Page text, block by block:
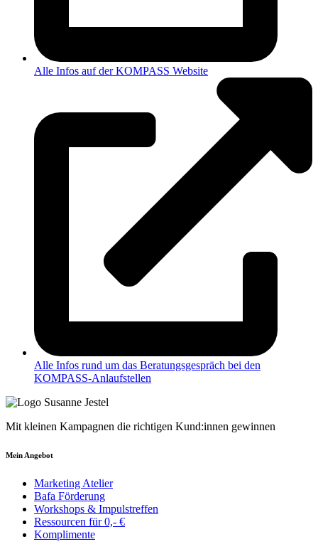
Alle Infos auf der KOMPASS Website
Alle Infos rund um das Beratungsgespräch bei den
KOMPASS-Anlaufstellen
Mit kleinen Kampagnen die richtigen Kund:innen gewinnen
Mein Angebot
Marketing Atelier
Bafa Förderung
Workshops & Impulstreffen
Ressourcen für 0,- €
Komplimente